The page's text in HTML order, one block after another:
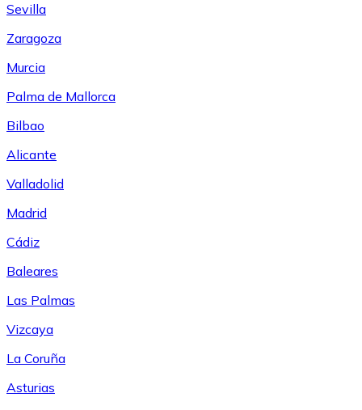
Sevilla
Zaragoza
Murcia
Palma de Mallorca
Bilbao
Alicante
Valladolid
Madrid
Cádiz
Baleares
Las Palmas
Vizcaya
La Coruña
Asturias